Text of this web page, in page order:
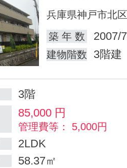
兵庫県神戸市北
築 年 数
2007/
建物階数 3階建
3階
85,000 円
管理費等： 5,000円
2LDK
58.37㎡